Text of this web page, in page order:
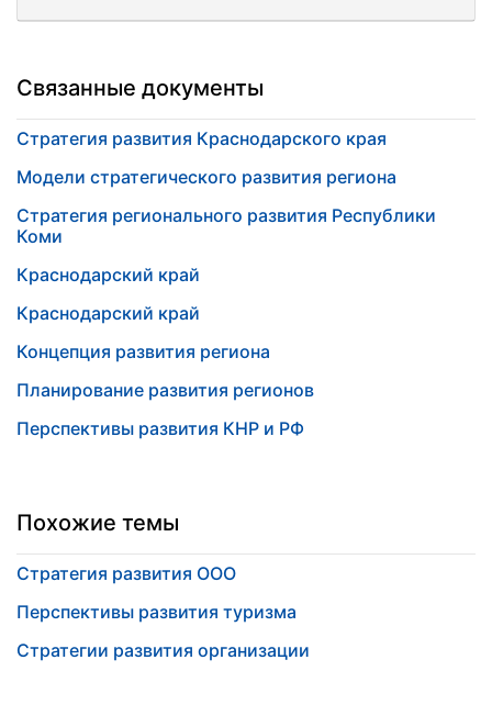
Связанные документы
Стратегия развития Краснодарского края
Модели стратегического развития региона
Стратегия регионального развития Республики
Коми
Краснодарский край
Краснодарский край
Концепция развития региона
Планирование развития регионов
Перспективы развития КНР и РФ
Похожие темы
Стратегия развития ООО
Перспективы развития туризма
Стратегии развития организации